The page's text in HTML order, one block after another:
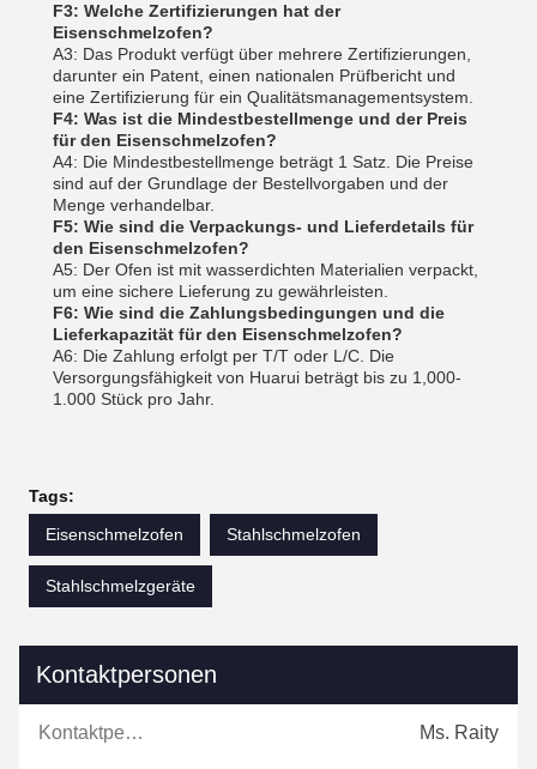
F3: Welche Zertifizierungen hat der
Eisenschmelzofen?
A3: Das Produkt verfügt über mehrere Zertifizierungen,
darunter ein Patent, einen nationalen Prüfbericht und
eine Zertifizierung für ein Qualitätsmanagementsystem.
F4: Was ist die Mindestbestellmenge und der Preis
für den Eisenschmelzofen?
A4: Die Mindestbestellmenge beträgt 1 Satz. Die Preise
sind auf der Grundlage der Bestellvorgaben und der
Menge verhandelbar.
F5: Wie sind die Verpackungs- und Lieferdetails für
den Eisenschmelzofen?
A5: Der Ofen ist mit wasserdichten Materialien verpackt,
um eine sichere Lieferung zu gewährleisten.
F6: Wie sind die Zahlungsbedingungen und die
Lieferkapazität für den Eisenschmelzofen?
A6: Die Zahlung erfolgt per T/T oder L/C. Die
Versorgungsfähigkeit von Huarui beträgt bis zu 1,000-
1.000 Stück pro Jahr.
Tags:
Eisenschmelzofen
Stahlschmelzofen
Stahlschmelzgeräte
Kontaktpersonen
Kontaktpersonen: Ms. Raity